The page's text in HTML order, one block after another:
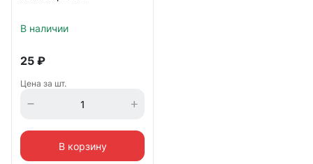
В наличии
25 ₽
Цена за шт.
В корзину